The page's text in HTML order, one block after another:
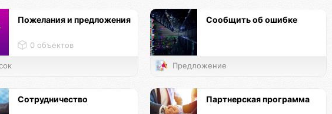
Пожелания и предложения
0 объектов
Сообщить об ошибке
Предложение
Сотрудничество Партнерская программа